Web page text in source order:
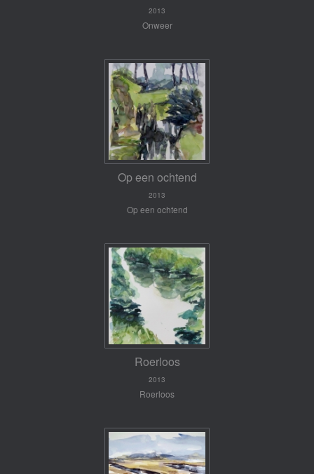
2013
Onweer
Op een ochtend
2013
Op een ochtend
Roerloos
2013
Roerloos